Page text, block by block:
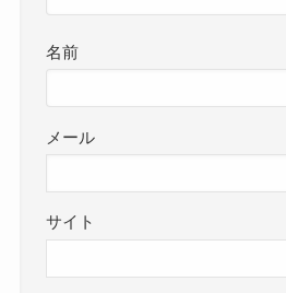
名前
メール
サイト